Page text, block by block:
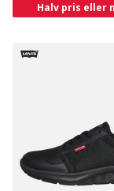
Halv pris eller